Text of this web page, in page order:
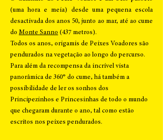
(uma hora e meia) desde uma pequena escola
desactivada dos anos 50, junto ao mar, até ao cume
do Monte Sanno (437 metros).
Todos os anos, origamis de Peixes Voadores são
pendurados na vegetação ao longo do percurso.
Para além da recompensa da incrível vista
panorâmica de 360° do cume, há também a
possibilidade de ler os sonhos dos
Principezinhos e Princesinhas de todo o mundo
que chegaram durante o ano, tal como estão
escritos nos peixes pendurados.